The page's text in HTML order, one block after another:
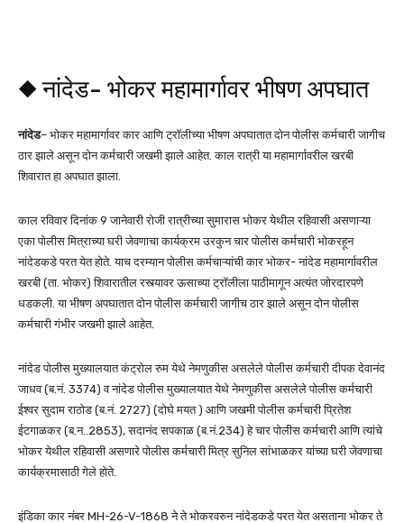
◆ नांदेड- भोकर महामार्गावर भीषण अपघात
नांदेड– भोकर महामार्गावर कार आणि ट्रॉलीच्या भीषण अपघातात दोन पोलीस कर्मचारी जागीच
ठार झाले असून दोन कर्मचारी जखमी झाले आहेत. काल रात्री या महामार्गावरील खरबी
शिवारात हा अपघात झाला.
काल रविवार दिनांक 9 जानेवारी रोजी रात्रीच्या सुमारास भोकर येथील रहिवासी असणाऱ्या
एका पोलीस मित्राच्या घरी जेवणाचा कार्यक्रम उरकुन चार पोलीस कर्मचारी भोकरहून
नांदेडकडे परत येत होते. याच दरम्यान पोलीस कर्मचाऱ्यांची कार भोकर- नांदेड महामार्गावरील
खरबी (ता. भोकर) शिवारातील रस्त्यावर ऊसाच्या ट्रॉलीला पाठीमागून अत्यंत जोरदारपणे
धडकली. या भीषण अपघातात दोन पोलीस कर्मचारी जागीच ठार झाले असून दोन पोलीस
कर्मचारी गंभीर जखमी झाले आहेत.
नांदेड पोलीस मुख्यालयात कंट्रोल रुम येथे नेमणुकीस असलेले पोलीस कर्मचारी दीपक देवानंद
जाधव (ब.नं. 3374) व नांदेड पोलीस मुख्यालयात येथे नेमणुकीस असलेले पोलीस कर्मचारी
ईश्वर सुदाम राठोड (ब.नं. 2727) (दोघे मयत ) आणि जखमी पोलीस कर्मचारी प्रितेश
ईटगाळकर (ब.न..2853), सदानंद सपकाळ (ब.नं.234) हे चार पोलीस कर्मचारी आणि त्यांचे
भोकर येथील रहिवासी असणारे पोलीस कर्मचारी मित्र सुनिल सांभाळकर यांच्या घरी जेवणाचा
कार्यक्रमासाठी गेले होते.
इंडिका कार नंबर MH-26-V-1868 ने ते भोकरवरुन नांदेडकडे परत येत असताना भोकर ते